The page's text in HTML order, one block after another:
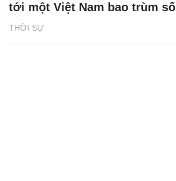
THỜI SỰ
tới một Việt Nam bao trùm số